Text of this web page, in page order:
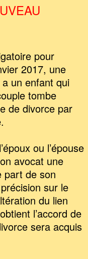
pour
2017, une
un enfant qui
tombe
de divorce par
ou l’épouse
avocat une
part de son
sur le
du lien
l’accord de
sera acquis